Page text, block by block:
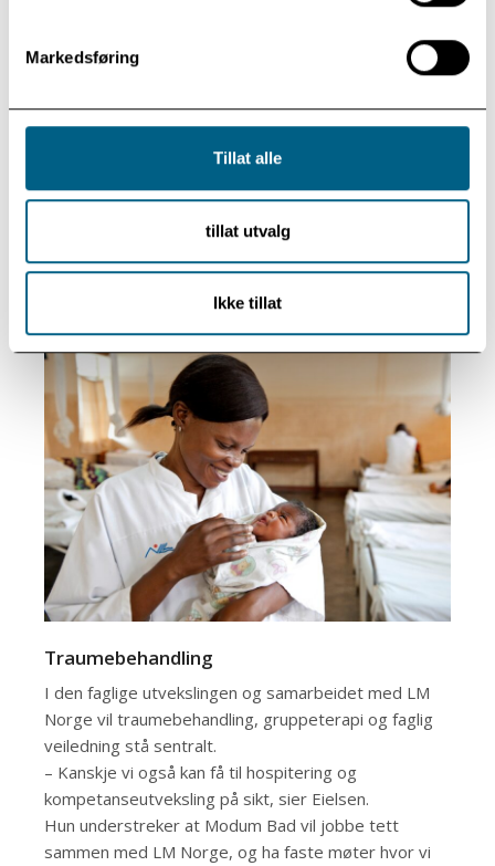
Markedsføring
Tillat alle
tillat utvalg
Ikke tillat
– Fredsprisvinner Dr. Denis Mukwege er en av dem
omfatter også psykologisk oppfølging til ofrene og
barna deres samt sosial og økonomisk rådgivning.
Traumebehandling
I den faglige utvekslingen og samarbeidet med LM
Norge vil traumebehandling, gruppeterapi og faglig
veiledning stå sentralt.
– Kanskje vi også kan få til hospitering og
kompetanseutveksling på sikt, sier Eielsen.
Hun understreker at Modum Bad vil jobbe tett
sammen med LM Norge, og ha faste møter hvor vi